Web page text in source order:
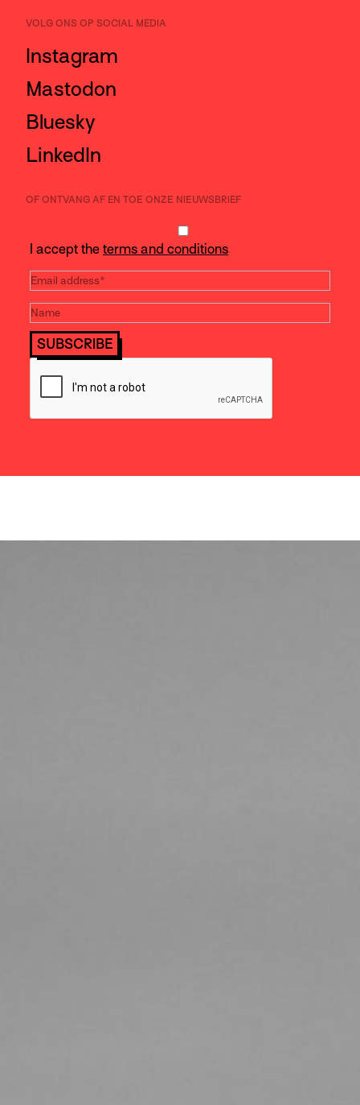
VOLG ONS OP SOCIAL MEDIA
Instagram
Mastodon
Bluesky
LinkedIn
OF ONTVANG AF EN TOE ONZE NIEUWSBRIEF
I accept the terms and conditions
SUBSCRIBE